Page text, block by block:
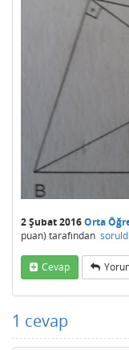
2 Şubat 2016Orta
puan) tarafından
Cevap
1 cevap